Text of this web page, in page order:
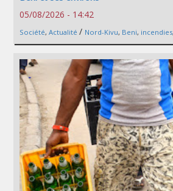
05/08/2026 - 14:42
Société, Actualité / Nord-Kivu, Beni, incendies,